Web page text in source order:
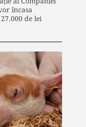
încasa
de lei